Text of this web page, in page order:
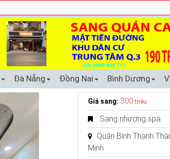
Đà Nẵng Đồng Nai Bình Dương
Giá sang: 300 triệu
Sang nhượng spa
Quận Bình Thạnh
Minh